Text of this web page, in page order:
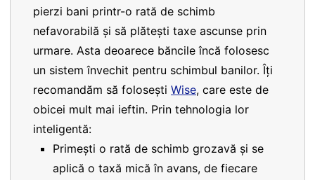
pierzi bani printr-o rată de schimb
nefavorabilă și să plătești taxe ascunse prin
urmare. Asta deoarece băncile încă folosesc
un sistem învechit pentru schimbul banilor. Îți
recomandăm să folosești Wise, care este de
obicei mult mai ieftin. Prin tehnologia lor
inteligentă:
Primești o rată de schimb grozavă și se
aplică o taxă mică în avans, de fiecare